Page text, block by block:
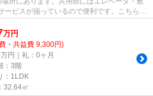
ビスが揃っているので便利です。こちらは
万円
・共益費 9,300円)
円｜礼：0ヶ月
：3階
：1LDK
32.64㎡